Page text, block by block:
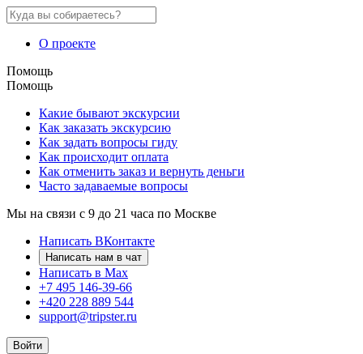
О проекте
Помощь
Помощь
Какие бывают экскурсии
Как заказать экскурсию
Как задать вопросы гиду
Как происходит оплата
Как отменить заказ и вернуть деньги
Часто задаваемые вопросы
Мы на связи с 9 до 21 часа по Москве
Написать ВКонтакте
Написать нам в чат
Написать в Max
+7 495 146-39-66
+420 228 889 544
support@tripster.ru
Войти